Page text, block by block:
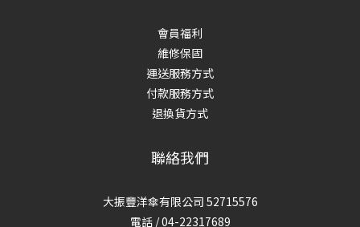
會員福利
維修保固
運送服務方式
付款服務方式
退換貨方式
聯絡我們
大振豐洋傘有限公司 52715576
電話 / 04-22317689